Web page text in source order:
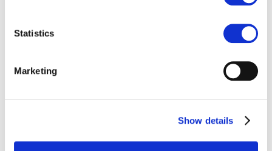
Statistics
Marketing
Show details